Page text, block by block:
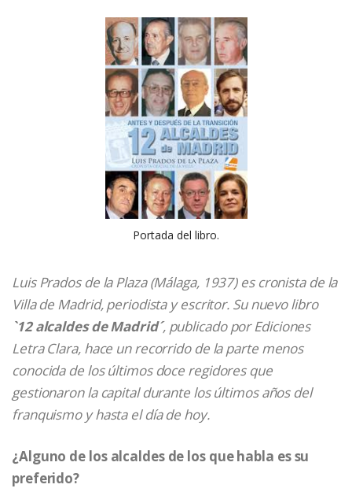
Portada del libro.
Luis Prados de la Plaza (Málaga, 1937) es cronista de la
Villa de Madrid, periodista y escritor. Su nuevo libro
`12 alcaldes de Madrid´, publicado por Ediciones
Letra Clara, hace un recorrido de la parte menos
conocida de los últimos doce regidores que
gestionaron la capital durante los últimos años del
franquismo y hasta el día de hoy.
¿Alguno de los alcaldes de los que habla es su
preferido?